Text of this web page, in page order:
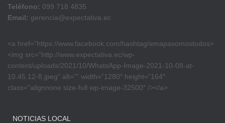
Teléfono: 099 718 4835
Email: gerencia@expectativa.ec
<a href=”https://www.facebook.com/hashtag/emapasomostodos>
<img src=”http://www.expectativa.ec/wp-
content/uploads/2021/10/WhatsApp-Image-2021-10-08-at-
10.45.12-8.jpeg” alt=”” width=”1280″ height=”164″
class=”alignnone size-full wp-image-32500″ /></a>
NOTICIAS LOCAL